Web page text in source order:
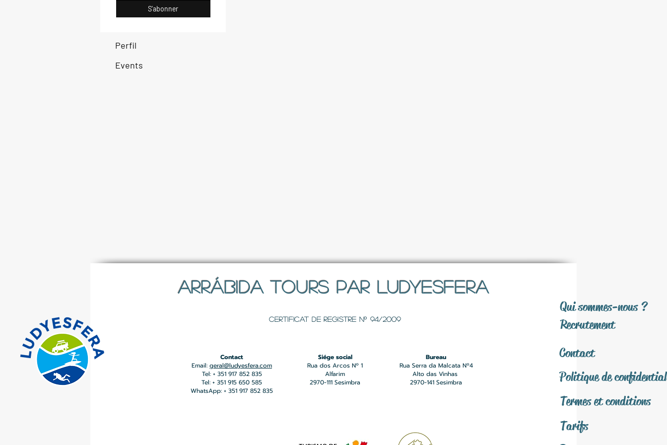
S'abonner
Perfil
Events
ARRÁBIDA TOURS PAR LUDYESFERA
Certificat de registre Nº 94/2009
Qui sommes-nous ?
Recrutement
Contact
Contact
Email: geral@ludyesfera.com
Tel: + 351 917 852 835
Tel: + 351 915 650 585
WhatsApp: + 351 917 852 835
Siége social
Rua dos Arcos Nº 1
Alfarim
2970-111 Sesimbra
Bureau
Rua Serra da Malcata Nº4
Alto das Vinhas
2970-141 Sesimbra
Politique de
Termes et conditions
Tarifs